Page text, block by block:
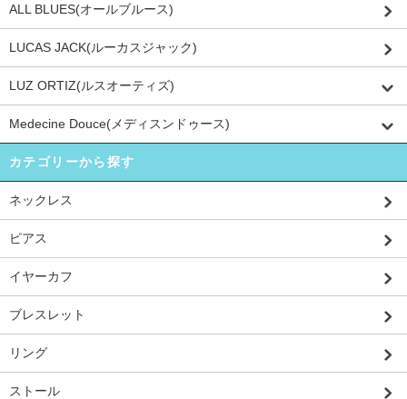
ALL BLUES(オールブルース)
LUCAS JACK(ルーカスジャック)
LUZ ORTIZ(ルスオーティズ)
Medecine Douce(メディスンドゥース)
カテゴリーから探す
ネックレス
ピアス
イヤーカフ
ブレスレット
リング
ストール